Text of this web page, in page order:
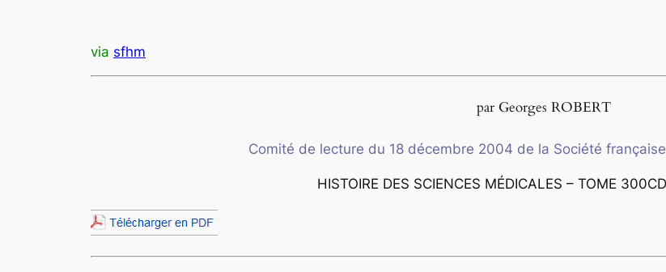
via sfhm
par Georges ROBERT
Comité de lecture du 18 décembre 2004 de la Société
HISTOIRE DES SCIENCES MÉDICALES – TOME